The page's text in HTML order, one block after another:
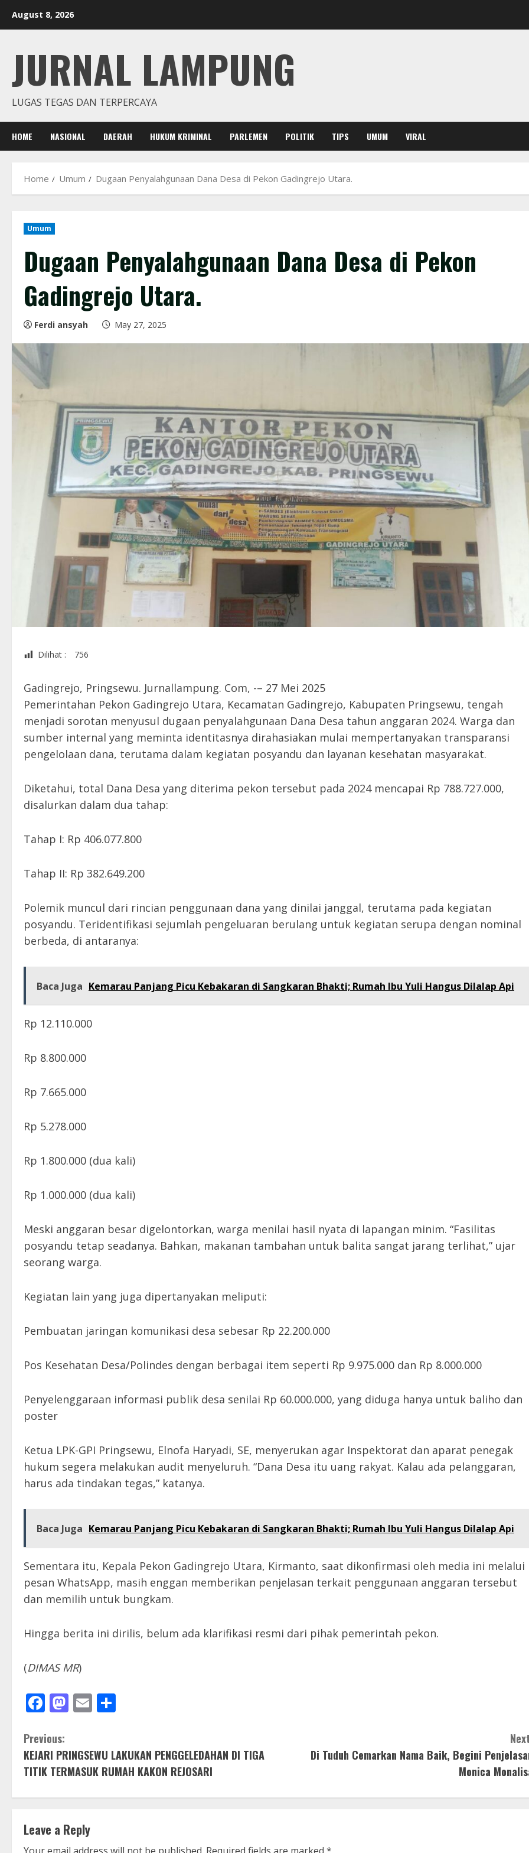
August 8, 2026
JURNAL LAMPUNG
LUGAS TEGAS DAN TERPERCAYA
HOME NASIONAL DAERAH HUKUM KRIMINAL PARLEMEN POLITIK TIPS UMUM VIRAL
Home Umum Dugaan Penyalahgunaan Dana Desa di Pekon Gadingrejo Utara.
Umum
Dugaan Penyalahgunaan Dana Desa di Pekon
Gadingrejo Utara.
Ferdi ansyah May 27, 2025
Dilihat : 756
Gadingrejo, Pringsewu. Jurnallampung. Com, -– 27 Mei 2025
Pemerintahan Pekon Gadingrejo Utara, Kecamatan Gadingrejo, Kabupaten Pringsewu, tengah
menjadi sorotan menyusul dugaan penyalahgunaan Dana Desa tahun anggaran 2024. Warga dan
sumber internal yang meminta identitasnya dirahasiakan mulai mempertanyakan transparansi
pengelolaan dana, terutama dalam kegiatan posyandu dan layanan kesehatan masyarakat.
Diketahui, total Dana Desa yang diterima pekon tersebut pada 2024 mencapai Rp 788.727.000,
disalurkan dalam dua tahap:
Tahap I: Rp 406.077.800
Tahap II: Rp 382.649.200
Polemik muncul dari rincian penggunaan dana yang dinilai janggal, terutama pada kegiatan
posyandu. Teridentifikasi sejumlah pengeluaran berulang untuk kegiatan serupa dengan nominal
berbeda, di antaranya:
Baca Juga Kemarau Panjang Picu Kebakaran di Sangkaran Bhakti; Rumah Ibu Yuli Hangus Dilalap Api
Rp 12.110.000
Rp 8.800.000
Rp 7.665.000
Rp 5.278.000
Rp 1.800.000 (dua kali)
Rp 1.000.000 (dua kali)
Meski anggaran besar digelontorkan, warga menilai hasil nyata di lapangan minim. “Fasilitas
posyandu tetap seadanya. Bahkan, makanan tambahan untuk balita sangat jarang terlihat,” ujar
seorang warga.
Kegiatan lain yang juga dipertanyakan meliputi:
Pembuatan jaringan komunikasi desa sebesar Rp 22.200.000
Pos Kesehatan Desa/Polindes dengan berbagai item seperti Rp 9.975.000 dan Rp 8.000.000
Penyelenggaraan informasi publik desa senilai Rp 60.000.000, yang diduga hanya untuk baliho dan
poster
Ketua LPK-GPI Pringsewu, Elnofa Haryadi, SE, menyerukan agar Inspektorat dan aparat penegak
hukum segera melakukan audit menyeluruh. “Dana Desa itu uang rakyat. Kalau ada pelanggaran,
harus ada tindakan tegas,” katanya.
Baca Juga Kemarau Panjang Picu Kebakaran di Sangkaran Bhakti; Rumah Ibu Yuli Hangus Dilalap Api
Sementara itu, Kepala Pekon Gadingrejo Utara, Kirmanto, saat dikonfirmasi oleh media ini melalui
pesan WhatsApp, masih enggan memberikan penjelasan terkait penggunaan anggaran tersebut
dan memilih untuk bungkam.
Hingga berita ini dirilis, belum ada klarifikasi resmi dari pihak pemerintah pekon.
(DIMAS MR)
Facebook
Mastodon
Email
C
o
n
i
Previous:
KEJARI PRINGSEWU LAKUKAN PENGGELEDAHAN DI TIGA
TITIK TERMASUK RUMAH KAKON REJOSARI
Di Tuduh Cemarkan Nama Baik, Begini
Monica
Leave a Reply